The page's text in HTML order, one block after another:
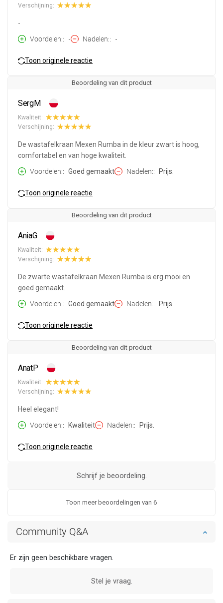
Verschijning:
-
Voordelen:
- Nadelen: -
Toon originele reactie
Beoordeling van dit product
SergM
Kwaliteit:
Verschijning:
De wastafelkraan Mexen Rumba in de kleur zwart is hoog,
comfortabel en van hoge kwaliteit.
Voordelen:
Goed gemaakt Nadelen: Prijs.
Toon originele reactie
Beoordeling van dit product
AniaG
Kwaliteit:
Verschijning:
De zwarte wastafelkraan Mexen Rumba is erg mooi en
goed gemaakt.
Voordelen:
Goed gemaakt Nadelen: Prijs.
Toon originele reactie
Beoordeling van dit product
AnatP
Kwaliteit:
Verschijning:
Heel elegant!
Voordelen:
Kwaliteit Nadelen: Prijs.
Toon originele reactie
Toon meer beoordelingen van 6
Schrijf je beoordeling.
Community Q&A
Er zijn geen beschikbare vragen.
Stel je vraag.